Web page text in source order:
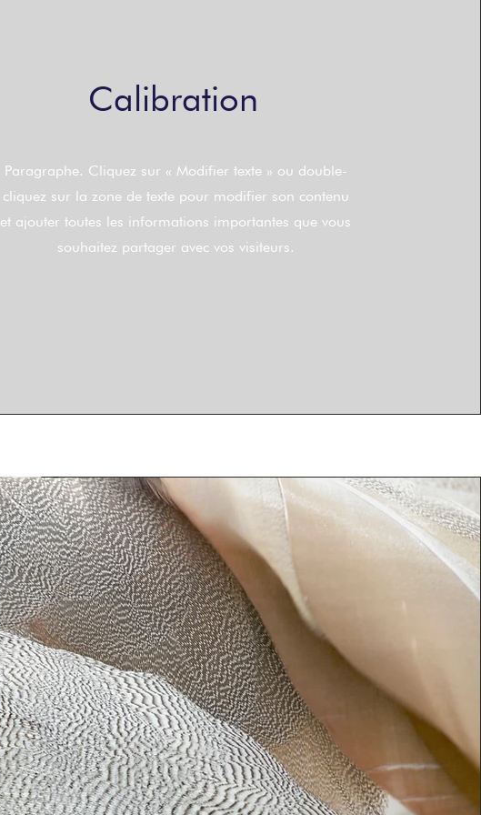
Calibration
Paragraphe. Cliquez sur « Modifier texte » ou double-
cliquez sur la zone de texte pour modifier son contenu
et ajouter toutes les informations importantes que vous
souhaitez partager avec vos visiteurs.